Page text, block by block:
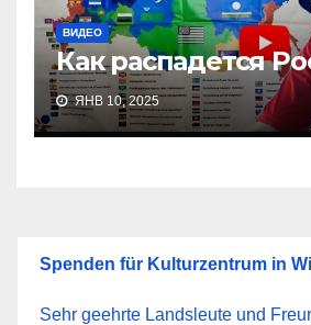
ВИДЕО
Как распадется
ЯНВ 10, 2025
Spenden für Kulturzentrum in
Sehr geehrte Landsleute und